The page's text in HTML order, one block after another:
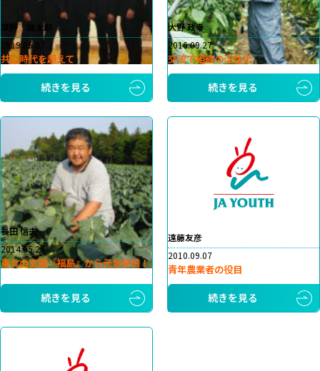
草野 城太郎
2019.05.07
共に時代を超えて
続きを見る
大野 政幸
2016.09.27
交流で組織の活性化
続きを見る
長田 信夫
2014.05.27
東北の玄関『福島』から元気発信！
続きを見る
遠藤友彦
2010.09.07
青年農業者の役目
続きを見る